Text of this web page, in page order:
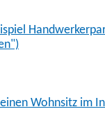
Wohnsitz im